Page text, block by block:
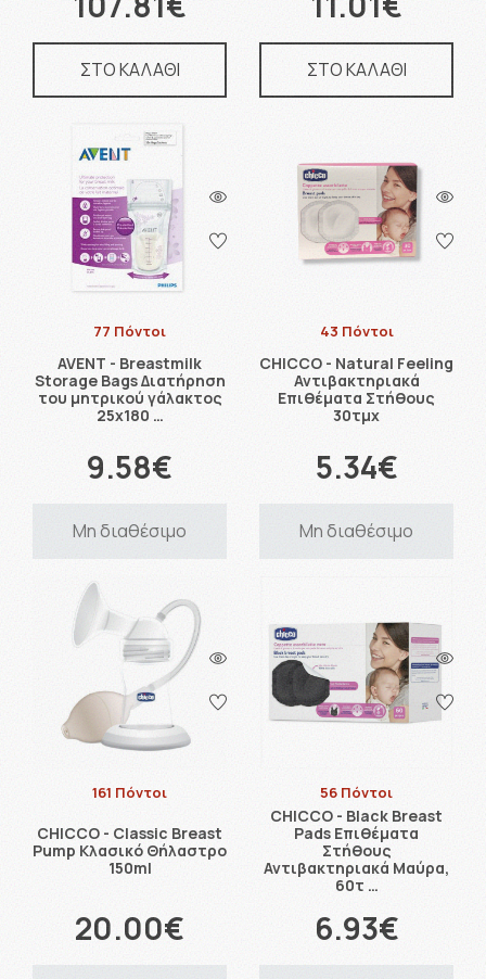
ΣΤΟ ΚΑΛΑΘΙ ΣΤΟ ΚΑΛΑΘΙ
77 Πόντοι
AVENT - Breastmilk
Storage Bags Διατήρηση
του μητρικού γάλακτος
25x180 …
9.58€
Μη διαθέσιμο
43 Πόντοι
CHICCO - Natural Feeling
Αντιβακτηριακά
Επιθέματα Στήθους
30τμχ
5.34€
Μη διαθέσιμο
161 Πόντοι
CHICCO - Classic Breast
Pump Κλασικό Θήλαστρο
150ml
20.00€
56 Πόντοι
CHICCO - Black Breast
Pads Επιθέματα
Στήθους
Αντιβακτηριακά Μαύρα,
60τ …
6.93€